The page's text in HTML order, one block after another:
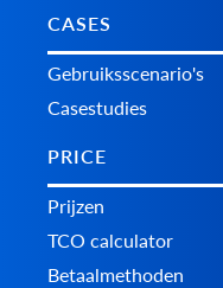
CASES
Gebruiksscenario's
Casestudies
PRICE
Prijzen
TCO calculator
Betaalmethoden